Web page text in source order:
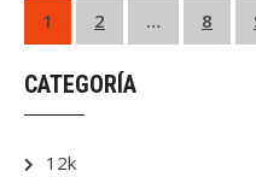
Paginación
de
entradas
1 2 … 8
CATEGORÍA
12k